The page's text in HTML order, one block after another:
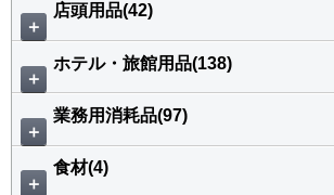
＋
店頭用品(42)
＋
ホテル・旅館用品(138)
＋
業務用消耗品(97)
＋
食材(4)